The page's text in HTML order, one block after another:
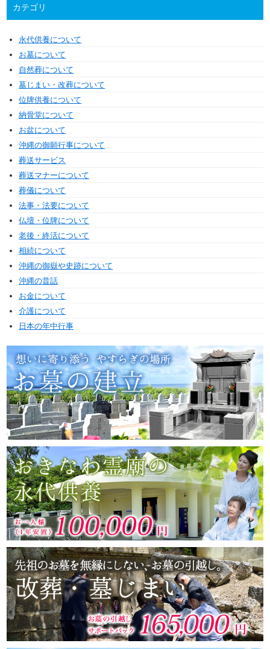
カテゴリ
永代供養について
お墓について
自然葬について
墓じまい・改葬について
位牌供養について
納骨堂について
お盆について
沖縄の御願行事について
葬送サービス
葬送マナーについて
葬儀について
法事・法要について
仏壇・位牌について
老後・終活について
相続について
沖縄の御嶽や史跡について
沖縄の昔話
お金について
介護について
日本の年中行事